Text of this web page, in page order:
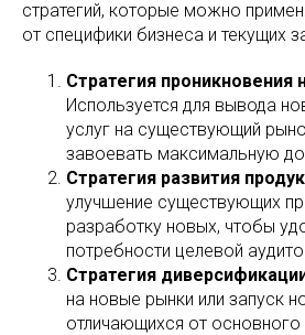
стратегий, которые можно
от специфики бизнеса и текущих
Стратегия проникновения
Используется для вывода
услуг на существующий
завоевать максимальную
Стратегия развития
улучшение существующих
разработку новых, чтобы
потребности целевой
Стратегия
на новые рынки или запуск
отличающихся от основного